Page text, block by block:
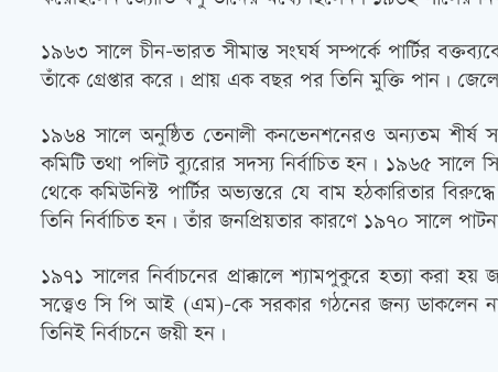
১৯৬৩ সালে চীন-ভারত সীমান্ত সংঘর্ষ সম্পর্কে পার্টির
তাঁকে গ্রেপ্তার করে। প্রায় এক বছর পর তিনি মুক্তি পান।
১৯৬৪ সালে অনুষ্ঠিত তেনালী কনভেনশনেরও অন্যতম শীর্ষ
কমিটি তথা পলিট ব্যুরোর সদস্য নির্বাচিত হন। ১৯৬৫
থেকে কমিউনিস্ট পার্টির অভ্যন্তরে যে বাম হঠকারিতার
তিনি নির্বাচিত হন। তাঁর জনপ্রিয়তার কারণে ১৯৭০ সালে
১৯৭১ সালের নির্বাচনের প্রাক্কালে শ্যামপুকুরে হত্যা
সত্ত্বেও সি পি আই (এম)-কে সরকার গঠনের জন্য ডাকলেন
তিনিই নির্বাচনে জয়ী হন।